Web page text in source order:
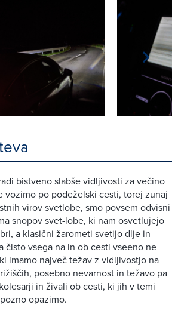
bistveno slabše vidljivosti za večino
vozimo po podeželski cesti, torej zunaj
virov svetlobe, smo povsem odvisni
snopov svet-lobe, ki nam osvetlujejo
a klasični žarometi svetijo dlje in
čisto vsega na in ob cesti vseeno ne
imamo največ težav z vidljivostjo na
posebno nevarnost in težavo pa
in živali ob cesti, ki jih v temi
opazimo.